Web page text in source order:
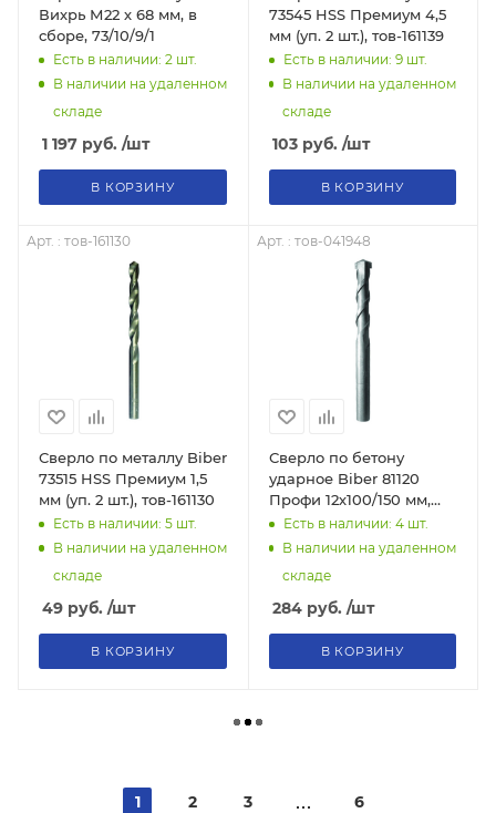
Вихрь М22 х 68 мм, в
сборе, 73/10/9/1
Есть в наличии: 2 шт.
В наличии на удаленном
складе
1 197 руб. /шт
В КОРЗИНУ
73545 HSS Премиум 4,5
мм (уп. 2 шт.), тов-161139
Есть в наличии: 9шт.
В наличии на удаленном
складе
103руб. /шт
В КОРЗИНУ
Арт. : тов-161130
Сверло по металлу Biber
73515 HSS Премиум 1,5
мм (уп. 2 шт.), тов-161130
Есть в наличии: 5 шт.
В наличии на удаленном
складе
49 руб. /шт
В КОРЗИНУ
Арт. : тов-041948
Сверло по бетону
ударное Biber 81120
Профи 12х100/150 мм,
тов-041948
Есть в наличии: 4шт.
В наличии на удаленном
складе
284руб. /шт
В КОРЗИНУ
1 2 3 6